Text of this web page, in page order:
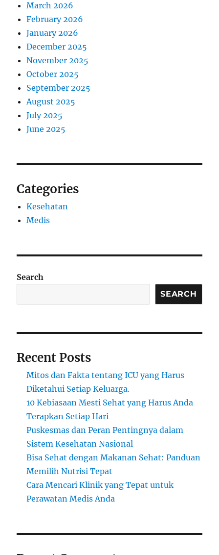
March 2026
February 2026
January 2026
December 2025
November 2025
October 2025
September 2025
August 2025
July 2025
June 2025
Categories
Kesehatan
Medis
Search
SEARCH
Recent Posts
Mitos dan Fakta tentang ICU yang Harus
Diketahui Setiap Keluarga.
10 Kebiasaan Mesti Sehat yang Harus Anda
Terapkan Setiap Hari
Puskesmas dan Peran Pentingnya dalam
Sistem Kesehatan Nasional
Bisa Sehat dengan Makanan Sehat: Panduan
Memilih Nutrisi Tepat
Cara Mencari Klinik yang Tepat untuk
Perawatan Medis Anda